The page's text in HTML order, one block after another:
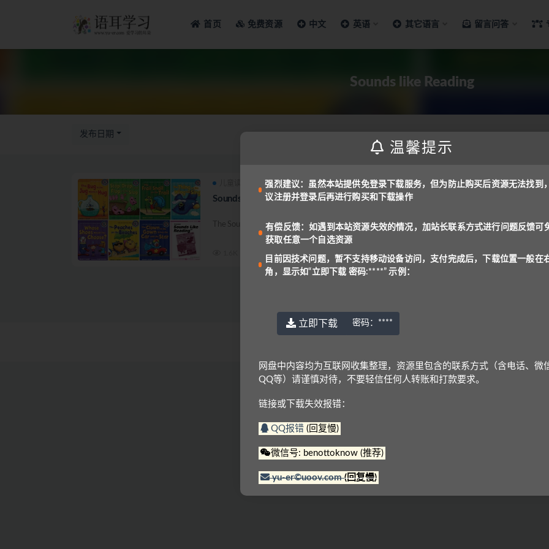
首页 免费资源 中文 英语 其它语言 留言问答
Sounds like Reading
发布日期
英语教材
Sounds like Reading [PDF]
The Sounds like Reading series was created by ...
免费
温馨提示
强烈建议：虽然本站提供免登录下载服务，但为防止购买后资源无法找到
议注册并登录后再进行购买和下载操作
有偿反馈：如遇到本站资源失效的情况，加站长联系方式进行问题反馈可
获取任意一个自选资源
目前因技术问题，暂不支持移动设备访问，支付完成后，下载位置一般在
角，显示如“立即下载 密码:****” 示例：
立即下载 密码： ****
网盘中内容均为互联网收集整理，资源里包含的联系方式（含电话、微
QQ等）请谨慎对待，不要轻信任何人转账和打款要求。
链接或下载失效报错：
QQ报错 (回复慢)
微信号: benottoknow (推荐)
yu-er©uoov.com(回复慢)